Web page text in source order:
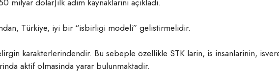
Türkiye, iyi bir “isbirligi modeli” gelistirmelidir.
karakterlerindendir. Bu sebeple özellikle STK larin, is insanlarinin,
aktif olmasinda yarar bulunmaktadir.